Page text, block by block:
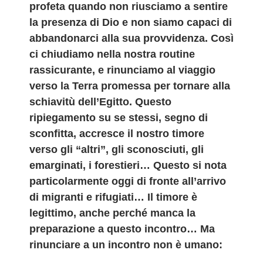
profeta quando non riusciamo a sentire
la presenza di Dio e non siamo capaci di
abbandonarci alla sua provvidenza. Così
ci chiudiamo nella nostra routine
rassicurante, e rinunciamo al viaggio
verso la Terra promessa per tornare alla
schiavitù dell’Egitto. Questo
ripiegamento su se stessi, segno di
sconfitta, accresce il nostro timore
verso gli “altri”, gli sconosciuti, gli
emarginati, i forestieri… Questo si nota
particolarmente oggi di fronte all’arrivo
di migranti e rifugiati… Il timore è
legittimo, anche perché manca la
preparazione a questo incontro… Ma
rinunciare a un incontro non è umano: